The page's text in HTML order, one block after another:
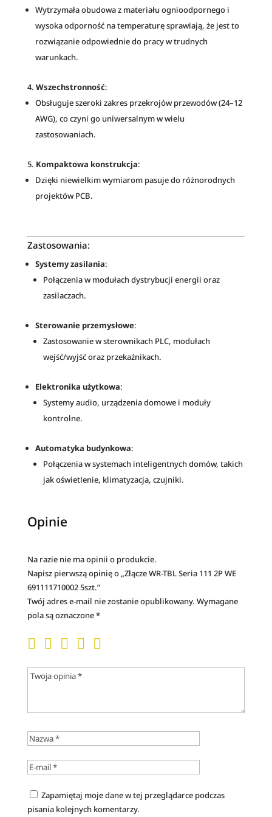
Wytrzymała obudowa z materiału ognioodpornego i
wysoka odporność na temperaturę sprawiają, że jest to
rozwiązanie odpowiednie do pracy w trudnych
warunkach.
Wszechstronność:
Obsługuje szeroki zakres przekrojów przewodów (24–12
AWG), co czyni go uniwersalnym w wielu
zastosowaniach.
Kompaktowa konstrukcja:
Dzięki niewielkim wymiarom pasuje do różnorodnych
projektów PCB.
Zastosowania:
Systemy zasilania:
Połączenia w modułach dystrybucji energii oraz
zasilaczach.
Sterowanie przemysłowe:
Zastosowanie w sterownikach PLC, modułach
wejść/wyjść oraz przekaźnikach.
Elektronika użytkowa:
Systemy audio, urządzenia domowe i moduły
kontrolne.
Automatyka budynkowa:
Połączenia w systemach inteligentnych domów, takich
jak oświetlenie, klimatyzacja, czujniki.
Opinie
Na razie nie ma opinii o produkcie.
Napisz pierwszą opinię o „Złącze WR-TBL Seria 111 2P WE
691111710002 5szt.”
Twój adres e-mail nie zostanie opublikowany. Wymagane
pola są oznaczone*
Zapamiętaj moje dane w tej przeglądarce podczas
pisania kolejnych komentarzy.